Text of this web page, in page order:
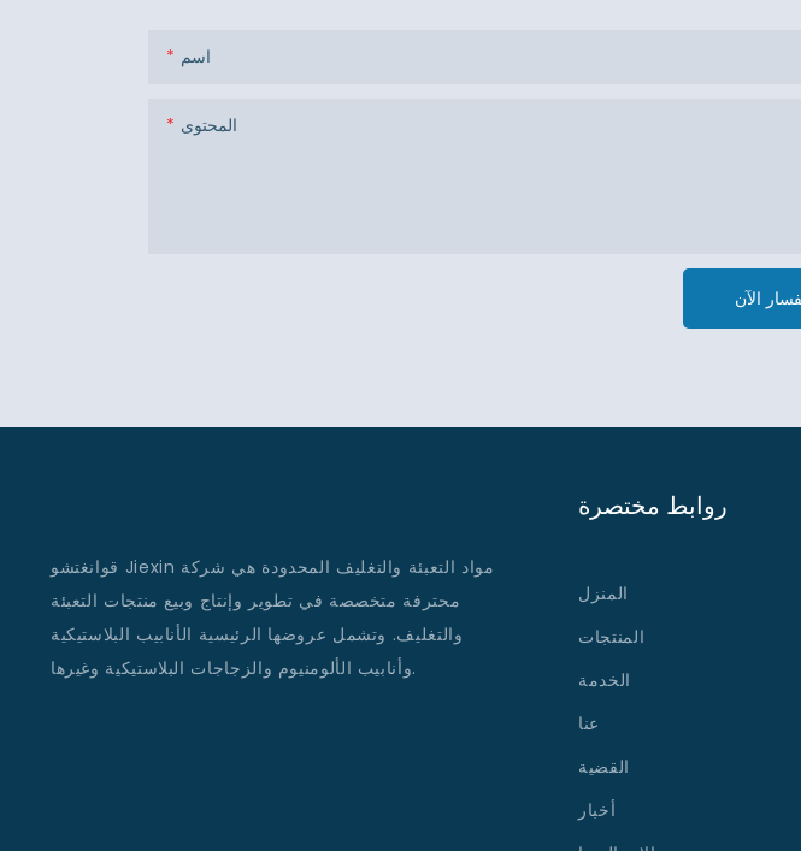
اسم
المحتوى
الآن
قوانغتشو Jiexin مواد التعبئة والتغليف المحدودة هي شركة
محترفة متخصصة في تطوير وإنتاج وبيع منتجات التعبئة
والتغليف. وتشمل عروضها الرئيسية الأنابيب البلاستيكية
وأنابيب الألومنيوم والزجاجات البلاستيكية وغيرها.
روابط مختصرة
المنزل
المنتجات
الخدمة
عنا
القضية
أخبار